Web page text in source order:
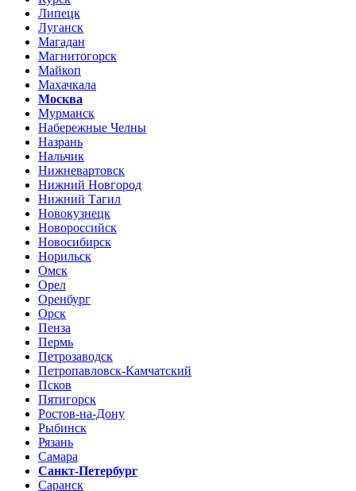
Липецк
Луганск
Магадан
Магнитогорск
Майкоп
Махачкала
Москва
Мурманск
Набережные Челны
Назрань
Нальчик
Нижневартовск
Нижний Новгород
Нижний Тагил
Новокузнецк
Новороссийск
Новосибирск
Норильск
Омск
Орел
Оренбург
Орск
Пенза
Пермь
Петрозаводск
Петропавловск-Камчатский
Псков
Пятигорск
Ростов-на-Дону
Рыбинск
Рязань
Самара
Санкт-Петербург
Саранск